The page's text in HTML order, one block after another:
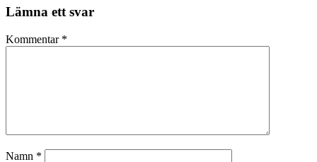
Lämna ett svar
Kommentar *
Namn *